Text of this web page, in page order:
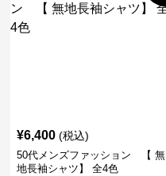
¥6,400 (税込)
50代メンズファッション 【 無
地長袖シャツ】 全4色